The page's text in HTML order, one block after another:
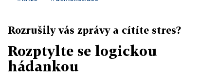
Rozrušily vás zprávy a cítíte stres?
Rozptylte se logickou
hádankou